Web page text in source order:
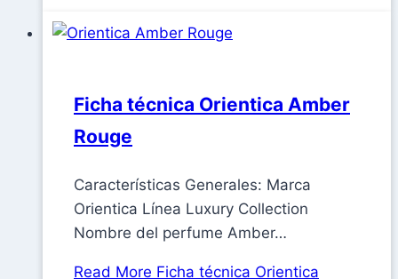
Ficha técnica Orientica Amber
Rouge
Características Generales: Marca
Orientica Línea Luxury Collection
Nombre del perfume Amber…
Read More Ficha técnica Orientica